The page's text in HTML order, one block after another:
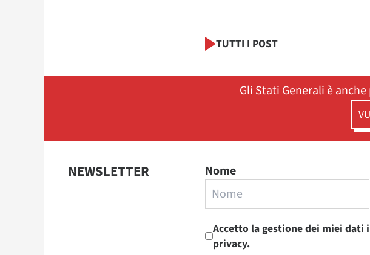
TUTTI I POST
Gli Stati Generali è
NEWSLETTER Nome
Accetto la gestione dei miei dati
privacy.